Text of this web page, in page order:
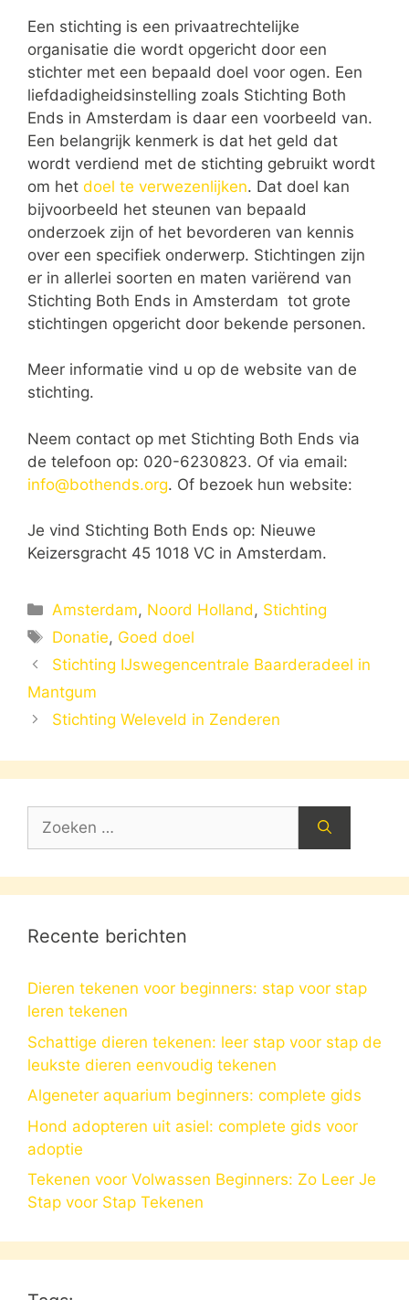
Een stichting is een privaatrechtelijke
organisatie die wordt opgericht door een
stichter met een bepaald doel voor ogen. Een
liefdadigheidsinstelling zoals Stichting Both
Ends in Amsterdam is daar een voorbeeld van.
Een belangrijk kenmerk is dat het geld dat
wordt verdiend met de stichting gebruikt wordt
om het doel te verwezenlijken. Dat doel kan
bijvoorbeeld het steunen van bepaald
onderzoek zijn of het bevorderen van kennis
over een specifiek onderwerp. Stichtingen zijn
er in allerlei soorten en maten variërend van
Stichting Both Ends in Amsterdam tot grote
stichtingen opgericht door bekende personen.
Meer informatie vind u op de website van de
stichting.
Neem contact op met Stichting Both Ends via
de telefoon op: 020-6230823. Of via email:
info@bothends.org. Of bezoek hun website:
Je vind Stichting Both Ends op: Nieuwe
Keizersgracht 45 1018 VC in Amsterdam.
Categorieën
Amsterdam, Noord Holland, Stichting
Tags
Donatie, Goed doel
Stichting IJswegencentrale Baarderadeel in
Mantgum
Stichting Weleveld in Zenderen
Zoek
Recente berichten
Dieren tekenen voor beginners: stap voor stap
leren tekenen
Schattige dieren tekenen: leer stap voor stap de
leukste dieren eenvoudig tekenen
Algeneter aquarium beginners: complete gids
Hond adopteren uit asiel: complete gids voor
adoptie
Tekenen voor Volwassen Beginners: Zo Leer Je
Stap voor Stap Tekenen